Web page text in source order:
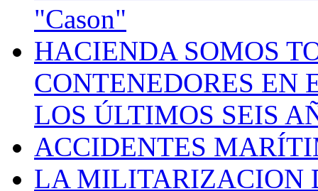
"Cason"
HACIENDA SOMOS
CONTENEDORES EN
LOS ÚLTIMOS SEIS
ACCIDENTES
LA MILITARIZACION